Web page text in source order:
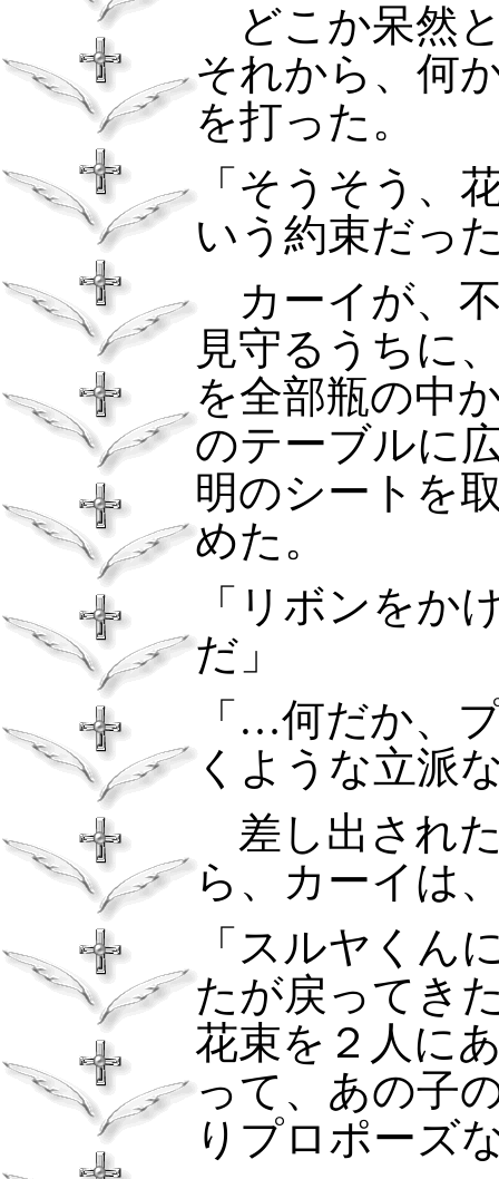
どこか呆然
それから、何
を打った。
「そうそう、
いう約束だっ
カーイが、
見守るうちに
を全部瓶の中
のテーブルに
明のシートを
めた。
「リボンをか
だ」
「…何だか、
くような立派
差し出され
ら、カーイは
「スルヤくん
たが戻ってき
花束を２人に
って、あの子
りプロポーズ